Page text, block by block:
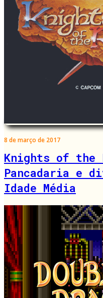
8 de março de 2017
Knights of the
Pancadaria e
Idade Média